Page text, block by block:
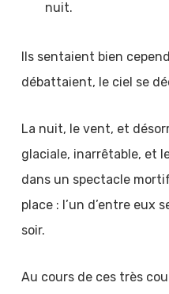
nuit.
Ils sentaient bien
débattaient, le ciel se
La nuit, le vent, et
glaciale, inarrêtable, et
dans un spectacle
place : l’un d’entre eux
soir.
Au cours de ces très